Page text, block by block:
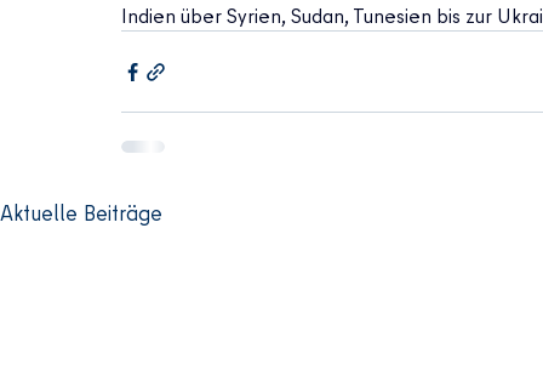
Indien über Syrien, Sudan, Tunesien bis zur
Aktuelle Beiträge